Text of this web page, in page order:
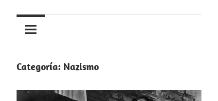
Curistoria
y
anécdotas
historia
Categoría: Nazismo